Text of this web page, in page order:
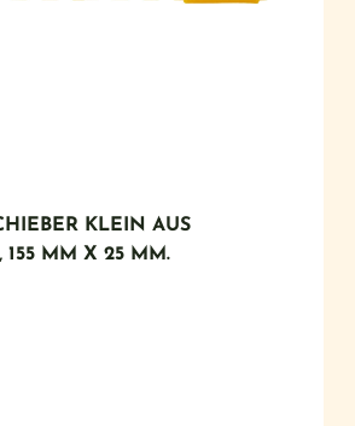
KLEIN AUS
155 MM X 25 MM.